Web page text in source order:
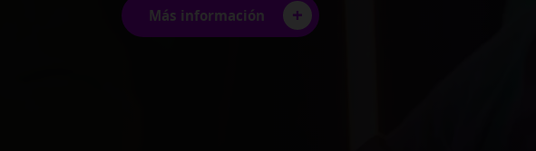
Más información +